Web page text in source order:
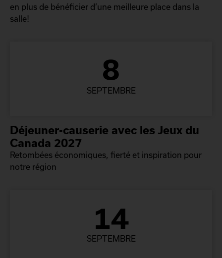
en plus de bénéficier d’une meilleure place dans la
salle!
8
SEPTEMBRE
Déjeuner-causerie avec les Jeux du
Canada 2027
Retombées économiques, fierté et inspiration pour
notre région
14
SEPTEMBRE